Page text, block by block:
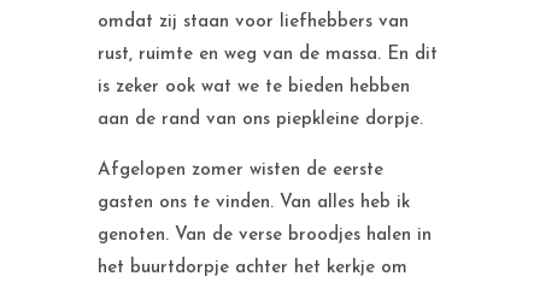
omdat zij staan voor liefhebbers van
rust, ruimte en weg van de massa. En dit
is zeker ook wat we te bieden hebben
aan de rand van ons piepkleine dorpje.
Afgelopen zomer wisten de eerste
gasten ons te vinden. Van alles heb ik
genoten. Van de verse broodjes halen in
het buurtdorpje achter het kerkje om